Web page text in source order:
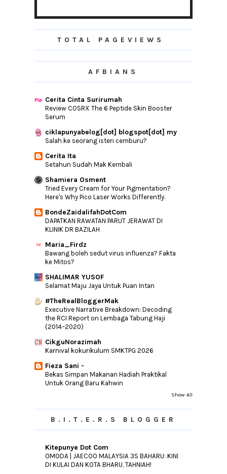
Bitchatcha
Oversea
Risaukan Keselamatan Anak-Anak Di
Setelah 7 Hari
Detoks Kini Lebih Mudah Dengan ZINNIA
►July(11)
►June(22)
►April(17)
►March(28)
►February(19)
►January(32)
► 2015(346)
►2014(46)
►
2012(76)
► 2011(10)
►2010(44)
TOTAL PAGEVIEWS
AFBIANS
Cerita Cinta Surirumah
Review COSRX The 6 Peptide Skin Booster
Serum
ciklapunyabelog[dot] blogspot[dot] my
Salah ke seorang isteri cemburu?
Cerita Ita
Setahun Sudah Mak Kembali
Shamiera Osment
Tried Every Cream for Your Pigmentation?
Here's Why Pico Laser Works Differently.
BondeZaidalifahDotCom
DAPATKAN RAWATAN PARUT JERAWAT DI
KLINIK DR BAZILAH
Maria_Firdz
Bawang boleh sedut virus influenza? Fakta
ke Mitos?
SHALIMAR YUSOF
Selamat Maju Jaya Untuk Puan Intan
#TheRealBloggerMak
Executive Narrative Breakdown: Decoding
the RCI Report on Lembaga Tabung Haji
(2014–2020)
CikguNorazimah
Karnival kokurikulum SMKTPG 2026
Fieza Sani -
Bekas Simpan Makanan Hadiah Praktikal
Untuk Orang Baru Kahwin
Show All
B.I.T.E.R.S BLOGGER
Kitepunye Dot Com
OMODA | JAECOO MALAYSIA 3S BAHARU: KINI
DI KULAI DAN KOTA BHARU, TAHNIAH!